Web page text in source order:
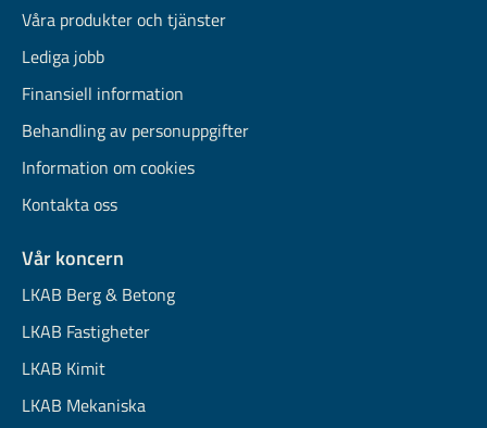
Våra produkter och tjänster
Lediga jobb
Finansiell information
Behandling av personuppgifter
Information om cookies
Kontakta oss
Vår koncern
LKAB Berg & Betong
LKAB Fastigheter
LKAB Kimit
LKAB Mekaniska